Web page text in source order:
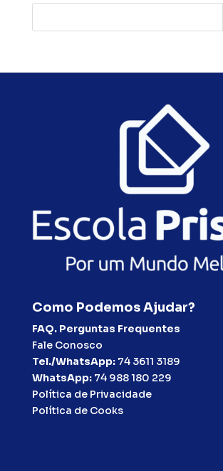
Como Podemos Ajudar?
FAQ. Perguntas Frequentes
Fale Conosco
Tel./WhatsApp: 74 3611 3189
WhatsApp: 74 988 180 229
Política de Privacidade
Política de Cooks